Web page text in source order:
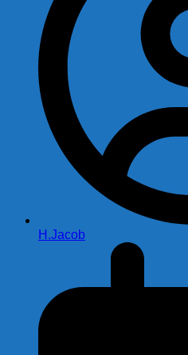
H.Jacob